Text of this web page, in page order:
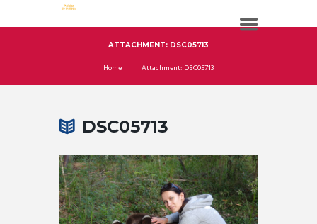
ATTACHMENT: DSC05713
Home Attachment: DSC05713
DSC05713